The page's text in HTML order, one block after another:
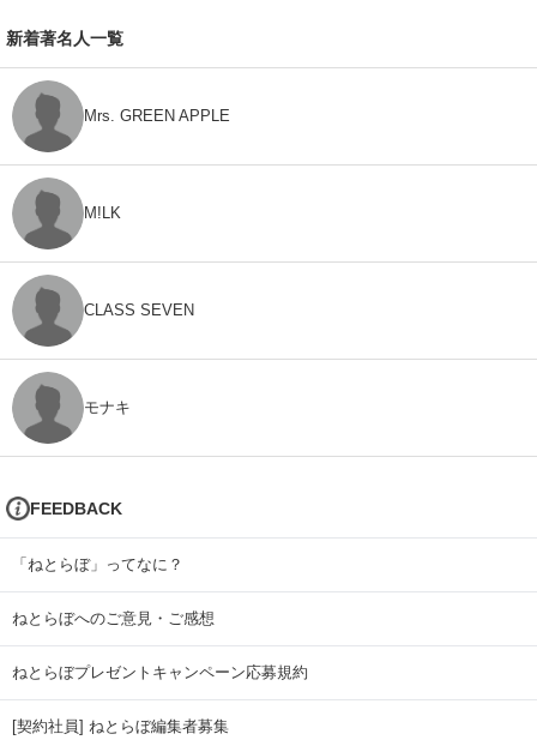
新着著名人一覧
Mrs. GREEN APPLE
M!LK
CLASS SEVEN
モナキ
FEEDBACK
「ねとらぼ」ってなに？
ねとらぼへのご意見・ご感想
ねとらぼプレゼントキャンペーン応募規約
[契約社員] ねとらぼ編集者募集